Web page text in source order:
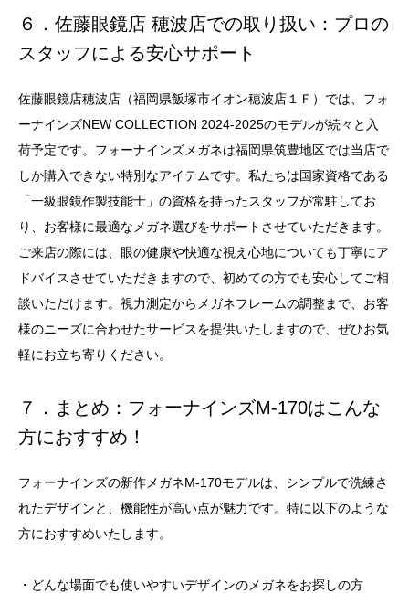
６．佐藤眼鏡店 穂波店での取り扱い：プロの
スタッフによる安心サポート
佐藤眼鏡店穂波店（福岡県飯塚市イオン穂波店１Ｆ）では、フォ
ーナインズNEW COLLECTION 2024-2025のモデルが続々と入
荷予定です。フォーナインズメガネは福岡県筑豊地区では当店で
しか購入できない特別なアイテムです。私たちは国家資格である
「一級眼鏡作製技能士」の資格を持ったスタッフが常駐してお
り、お客様に最適なメガネ選びをサポートさせていただきます。
ご来店の際には、眼の健康や快適な視え心地についても丁寧にア
ドバイスさせていただきますので、初めての方でも安心してご相
談いただけます。視力測定からメガネフレームの調整まで、お客
様のニーズに合わせたサービスを提供いたしますので、ぜひお気
軽にお立ち寄りください。
７．まとめ：フォーナインズM-170はこんな
方におすすめ！
フォーナインズの新作メガネM-170モデルは、シンプルで洗練さ
れたデザインと、機能性が高い点が魅力です。特に以下のような
方におすすめいたします。
・どんな場面でも使いやすいデザインのメガネをお探しの方